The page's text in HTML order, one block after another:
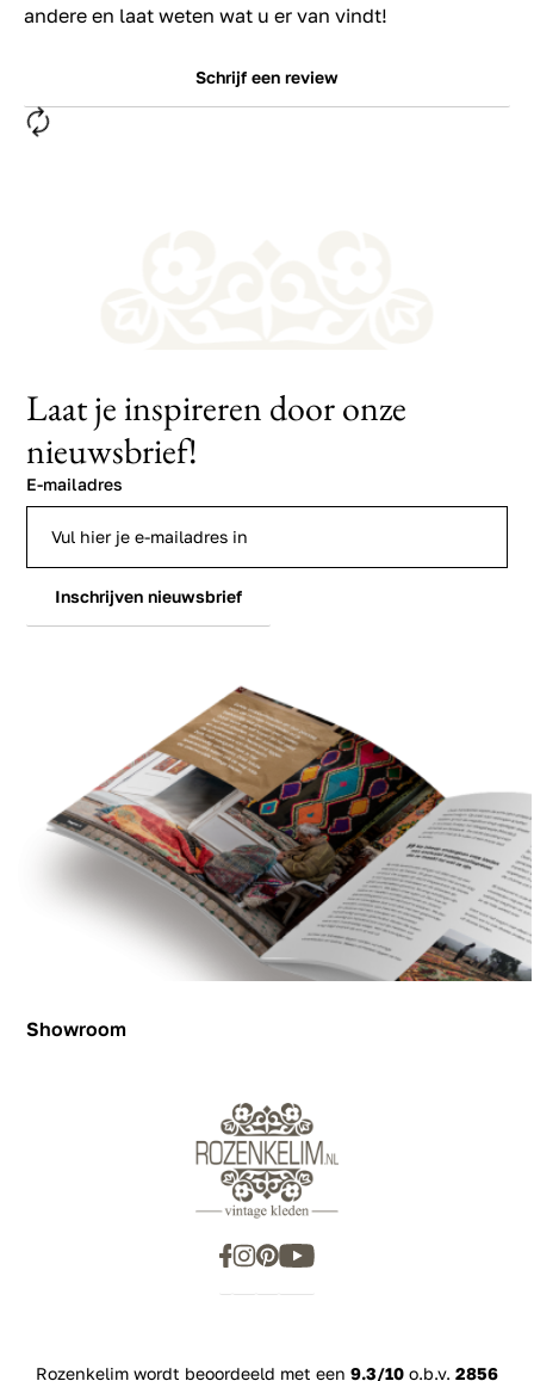
andere en laat weten wat u er van vindt!
Schrijf een review
Showroom
Laat je inspireren door onze
nieuwsbrief!
E-mailadres
Inschrijven nieuwsbrief
Rozenkelim wordt beoordeeld met een 9.3/10 o.b.v. 2856